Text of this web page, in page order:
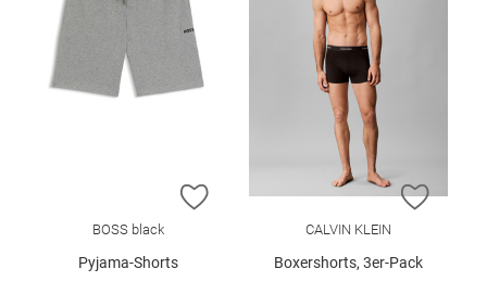
ZUR WUNSCHLISTE HINZUFÜGEN
BOSS black
Pyjama-Shorts
ZUR
CALVIN KLEIN
Boxershorts, 3er-Pack